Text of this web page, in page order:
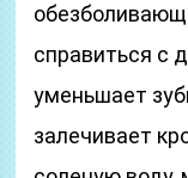
справиться с
уменьшает
залечивает